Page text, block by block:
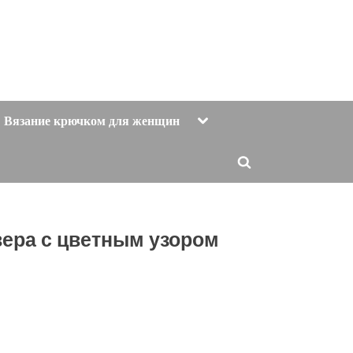
Вязание крючком для женщин Toggle
Toggle
с цветным узором